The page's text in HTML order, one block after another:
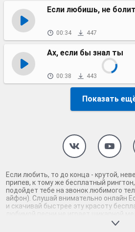
Если любишь, не болит
00:34 447
Ах, если бы знал ты
00:38 443
Показать
Если любить, то до конца - крутой,
припев, к тому же бесплатный
подойдет тебе на звонок любимого
айфон). Слушай внимательно онлайн
и скачивай быстрее эту красоту
любимой песни не играет шикарной
второго на звонке. Будь первым, кто